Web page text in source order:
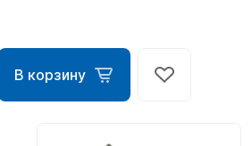
В корзину